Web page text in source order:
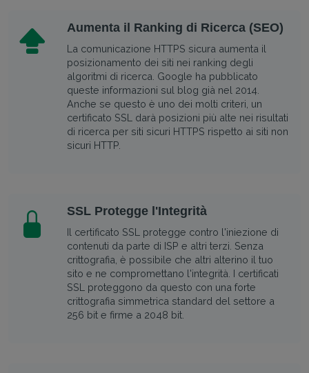
Aumenta il Ranking di Ricerca (SEO)
La comunicazione HTTPS sicura aumenta il
posizionamento dei siti nei ranking degli
algoritmi di ricerca. Google ha pubblicato
queste informazioni sul blog già nel 2014.
Anche se questo è uno dei molti criteri, un
certificato SSL darà posizioni più alte nei risultati
di ricerca per siti sicuri HTTPS rispetto ai siti non
sicuri HTTP.
SSL Protegge l'Integrità
Il certificato SSL protegge contro l'iniezione di
contenuti da parte di ISP e altri terzi. Senza
crittografia, è possibile che altri alterino il tuo
sito e ne compromettano l'integrità. I certificati
SSL proteggono da questo con una forte
crittografia simmetrica standard del settore a
256 bit e firme a 2048 bit.